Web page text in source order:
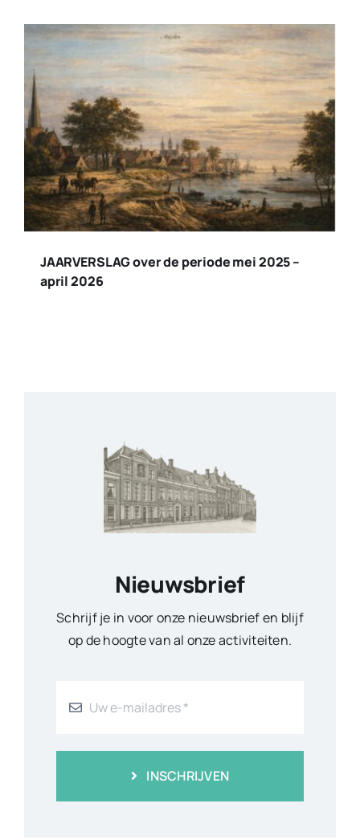
JAARVERSLAG over de periode mei 2025 –
april 2026
Nieuwsbrief
Schrijf je in voor onze nieuwsbrief en blijf
op de hoogte van al onze activiteiten.
INSCHRIJVEN